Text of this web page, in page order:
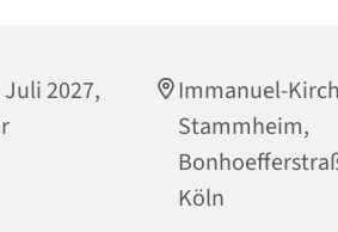
2027,
Immanuel-
Stammheim,
Köln